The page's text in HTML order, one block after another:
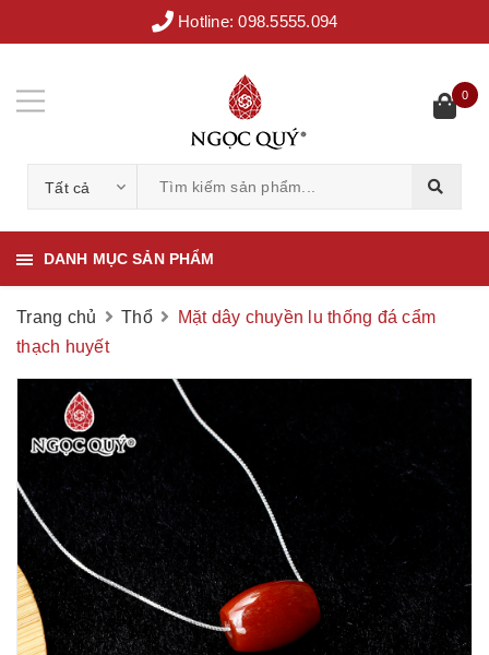
Hotline:098.5555.094
Tất cả
0
DANH MỤC SẢN PHẨM
Trang chủ Thổ
Mặt dây chuyền lu thống đá cẩm
thạch huyết